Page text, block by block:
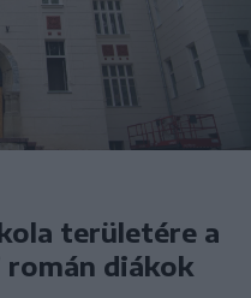
területére a
diákok